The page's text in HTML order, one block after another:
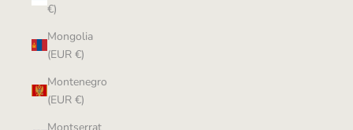
€)
Mongolia
(EUR €)
Montenegro
(EUR €)